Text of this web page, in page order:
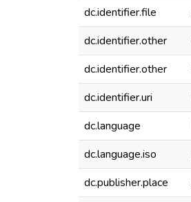
dc.identifier.file
dc.identifier.other
dc.identifier.other
dc.identifier.uri
dc.language
dc.language.iso
dc.publisher.place